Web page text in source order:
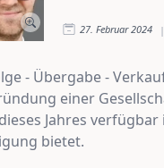
27. Februar 2024 |
- Übergabe -
einer
Jahres
bietet.